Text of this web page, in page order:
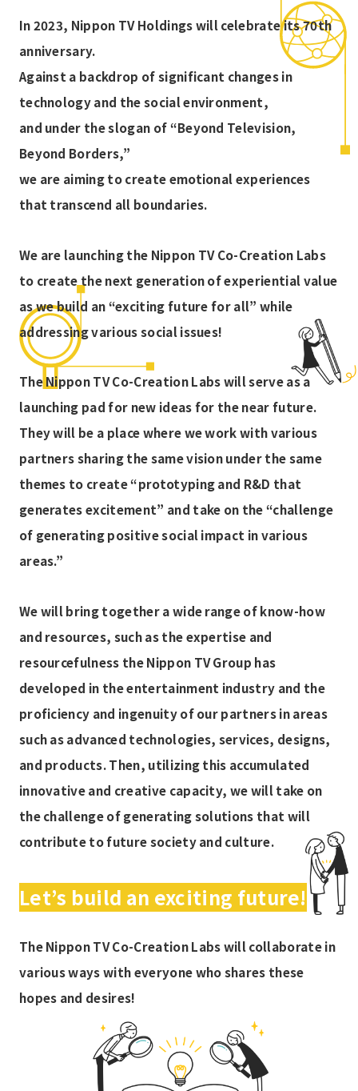
#JMS2023 #KAMISHIBAI
#Maker Faire #Maker Faire Tokyo #MFT
#MFT2023 #MIRAISPEAKER
#NIHONBASHI SPACE WEEK
#SENSORS #SOCIAL IMPACT LAB
#SXSW2024 #SXSW2025 #TerraCaster
#TheDanceDay ボリュメトリック
#TOKYO NODE #TOKYO NODE OPEN LAB
#tokyonode #TOKYONODE
#TOKYONODELAB #volumetric #Vook
#XR #ZAKONE #いかす #うみスケ
#きぼう #きぼう有償利用制度
#アイカサ #アナウンサー #アフタートーク
#アマモサミット #イベント #インテージ
#インパクトスタートアップ #インパクトレポート
#インパクト宣言 #インパクト投資
#インパクト測定マネジメント
#インパクト測定・マネジメント
#ショートドラマ #ジャパンモビリティショー
#スタートアップ投資 #スリープテック
#ダイバーシティ
#デジタル絵本 #バカチンガー #ヒルナンデス
#ボリュメトリック #ポストISS
In 2023, Nippon TV Holdings will celebrate its 70th
anniversary.
Against a backdrop of significant changes in
technology and the social environment,
and under the slogan of “Beyond Television,
Beyond Borders,”
we are aiming to create emotional experiences
that transcend all boundaries.
We are launching the Nippon TV Co-Creation Labs
to create the next generation of experiential value
as we build an “exciting future for all” while
addressing various social issues!
The Nippon TV Co-Creation Labs will serve as a
launching pad for new ideas for the near future.
They will be a place where we work with various
partners sharing the same vision under the same
themes to create “prototyping and R&D that
generates excitement” and take on the “challenge
of generating positive social impact in various
areas.”
We will bring together a wide range of know-how
and resources, such as the expertise and
resourcefulness the Nippon TV Group has
developed in the entertainment industry and the
proficiency and ingenuity of our partners in areas
such as advanced technologies, services, designs,
and products. Then, utilizing this accumulated
innovative and creative capacity, we will take on
the challenge of generating solutions that will
contribute to future society and culture.
Let’s build an exciting future!
The Nippon TV Co-Creation Labs will collaborate in
various ways with everyone who shares these
hopes and desires!